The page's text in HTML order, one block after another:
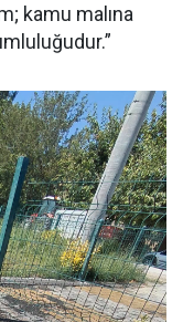
kamu malına